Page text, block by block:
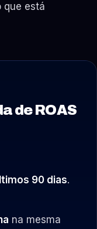
que está
de ROAS
90 dias.
na mesma